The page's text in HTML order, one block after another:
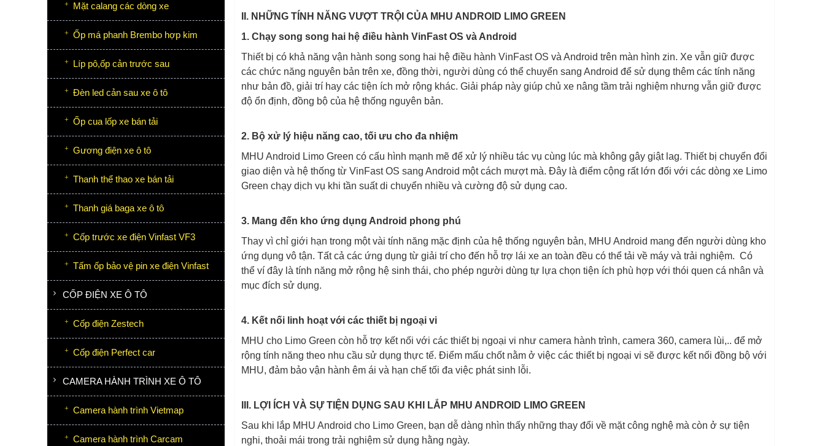
II. NHỮNG TÍNH NĂNG VƯỢT TRỘI CỦA MHU ANDROID LIMO GREEN
1. Chạy song song hai hệ điều hành VinFast OS và Android
Thiết bị có khả năng vận hành song song hai hệ điều hành VinFast OS và Android trên màn hình zin. Xe vẫn giữ được
các chức năng nguyên bản trên xe, đồng thời, người dùng có thể chuyển sang Android để sử dụng thêm các tính năng
như bản đồ, giải trí hay các tiện ích mở rộng khác. Giải pháp này giúp chủ xe nâng tầm trải nghiệm nhưng vẫn giữ được
độ ổn định, đồng bộ của hệ thống nguyên bản.
2. Bộ xử lý hiệu năng cao, tối ưu cho đa nhiệm
MHU Android Limo Green có cấu hình mạnh mẽ để xử lý nhiều tác vụ cùng lúc mà không gây giật lag. Thiết bị chuyển đổi
giao diện và hệ thống từ VinFast OS sang Android một cách mượt mà. Đây là điểm cộng rất lớn đối với các dòng xe Limo
Green chạy dịch vụ khi tần suất di chuyển nhiều và cường độ sử dụng cao.
3. Mang đến kho ứng dụng Android phong phú
Thay vì chỉ giới hạn trong một vài tính năng mặc định của hệ thống nguyên bản, MHU Android mang đến người dùng kho
ứng dụng vô tận. Tất cả các ứng dụng từ giải trí cho đến hỗ trợ lái xe an toàn đều có thể tải về máy và trải nghiệm. Có
thể ví đây là tính năng mở rộng hệ sinh thái, cho phép người dùng tự lựa chọn tiện ích phù hợp với thói quen cá nhân và
mục đích sử dụng.
4. Kết nối linh hoạt với các thiết bị ngoại vi
MHU cho Limo Green còn hỗ trợ kết nối với các thiết bị ngoại vi như camera hành trình, camera 360, camera lùi,.. để mở
rộng tính năng theo nhu cầu sử dụng thực tế. Điểm mấu chốt nằm ở việc các thiết bị ngoại vi sẽ được kết nối đồng bộ với
MHU, đảm bảo vận hành êm ái và hạn chế tối đa việc phát sinh lỗi.
III. LỢI ÍCH VÀ SỰ TIỆN DỤNG SAU KHI LẮP MHU ANDROID LIMO GREEN
Sau khi lắp MHU Android cho Limo Green, bạn dễ dàng nhìn thấy những thay đổi về mặt công nghệ mà còn ở sự tiện
nghi, thoải mái trong trải nghiệm sử dụng hằng ngày.
Mặt calang các dòng xe
Ốp má phanh Brembo hợp kim
Líp pô,ốp cản trước sau
Đèn led cản sau xe ô tô
Ốp cua lốp xe bán tải
Gương điện xe ô tô
Thanh thể thao xe bán tải
Thanh giá baga xe ô tô
Cốp trước xe điện Vinfast VF3
Tấm ốp bảo vệ pin xe điện Vinfast
CỐP ĐIỆN XE Ô TÔ
Cốp điện Zestech
Cốp điện Perfect car
CAMERA HÀNH TRÌNH XE Ô TÔ
Camera hành trình Vietmap
Camera hành trình Carcam